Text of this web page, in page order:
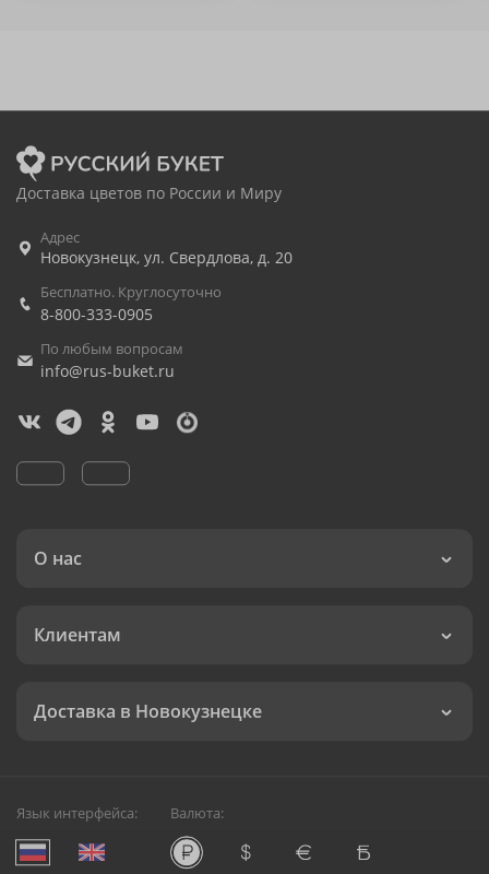
Доставка цветов по России и Миру
Адрес
Новокузнецк, ул. Свердлова, д. 20
Бесплатно. Круглосуточно
8-800-333-0905
По любым вопросам
info@rus-buket.ru
О нас
Клиентам
Доставка в Новокузнецке
Язык интерфейса: Валюта: